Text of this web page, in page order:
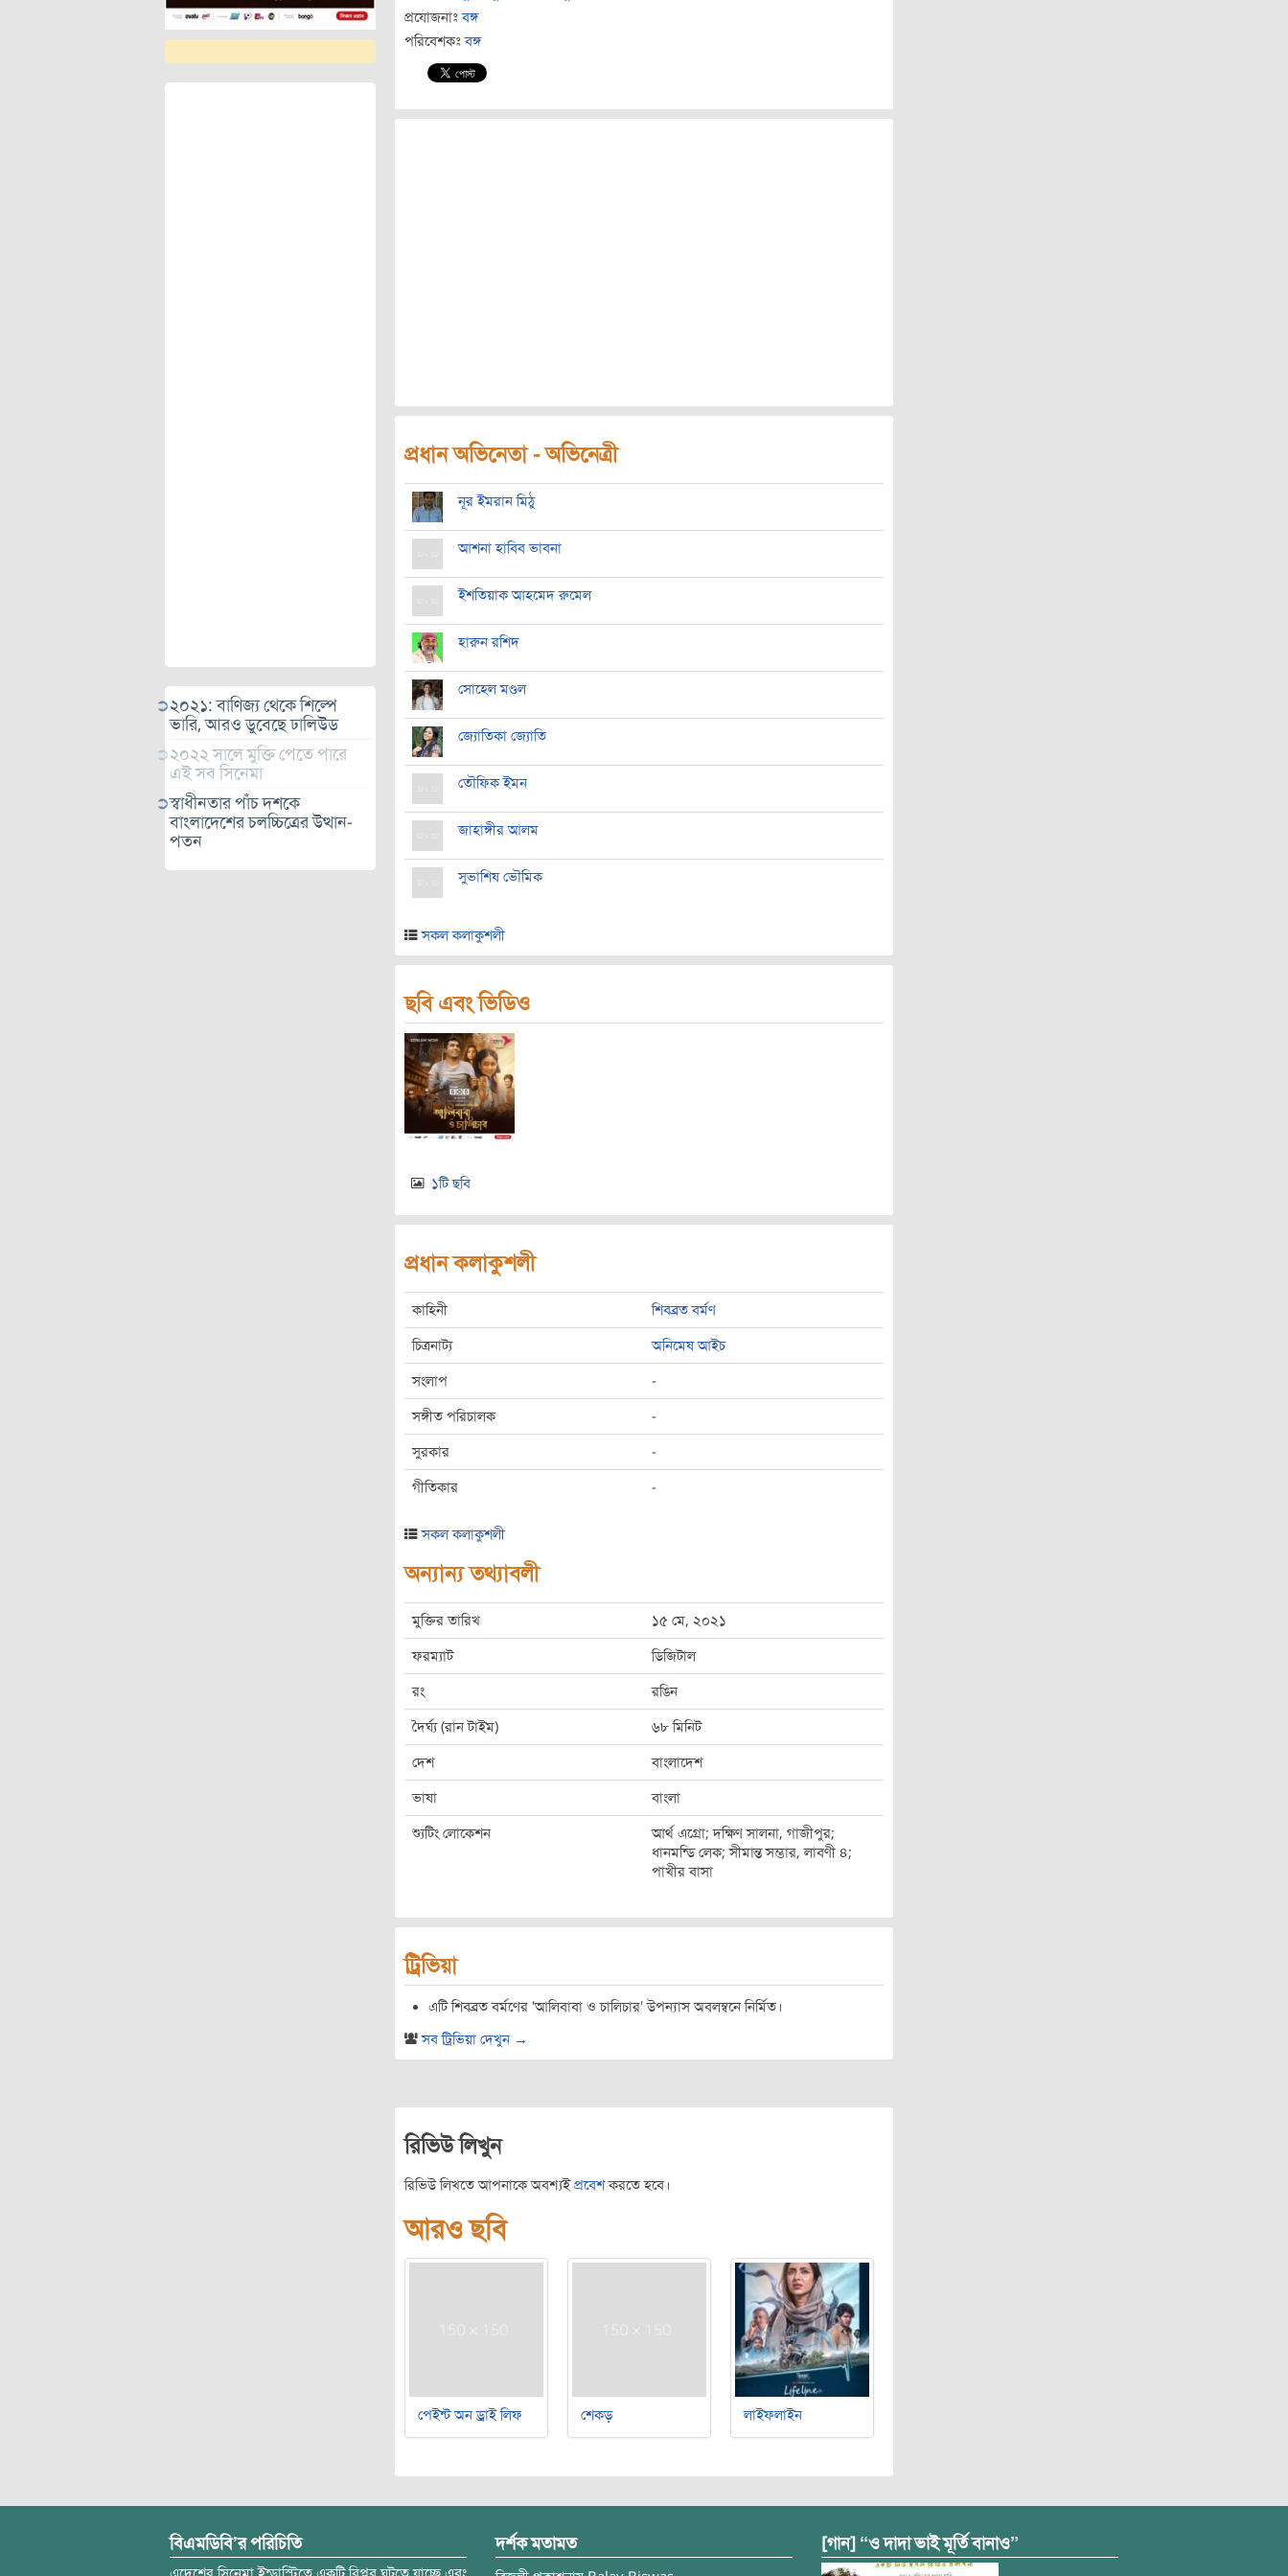
২০২১: বাণিজ্য থেকে শিল্পে
ভারি, আরও ডুবেছে ঢালিউড
২০২২ সালে মুক্তি পেতে পারে
এই সব সিনেমা
স্বাধীনতার পাঁচ দশকে
বাংলাদেশের চলচ্চিত্রের উত্থান-
পতন
প্রযোজনাঃ বঙ্গ
পরিবেশকঃ বঙ্গ
প্রধান অভিনেতা - অভিনেত্রী
নূর ইমরান মিঠু
আশনা হাবিব ভাবনা
ইশতিয়াক আহমেদ রুমেল
হারুন রশিদ
সোহেল মণ্ডল
জ্যোতিকা জ্যোতি
তৌফিক ইমন
জাহাঙ্গীর আলম
সুভাশিষ ভৌমিক
সকল কলাকুশলী
ছবি এবং ভিডিও
১টি ছবি
প্রধান কলাকুশলী
কাহিনী শিবব্রত বর্মণ
চিত্রনাট্য অনিমেষ আইচ
সংলাপ -
সঙ্গীত পরিচালক -
সুরকার -
গীতিকার -
সকল কলাকুশলী
অন্যান্য তথ্যাবলী
মুক্তির তারিখ ১৫ মে, ২০২১
ফরম্যাট ডিজিটাল
রং রঙিন
দৈর্ঘ্য (রান টাইম) ৬৮ মিনিট
দেশ বাংলাদেশ
ভাষা বাংলা
শ্যুটিং লোকেশন
আর্থ এগ্রো; দক্ষিণ সালনা, গাজীপুর;
ধানমন্ডি লেক; সীমান্ত সম্ভার, লাবণী ৪;
পাখীর বাসা
ট্রিভিয়া
এটি শিবব্রত বর্মণের 'আলিবাবা ও চালিচার' উপন্যাস অবলম্বনে নির্মিত।
সব ট্রিভিয়া দেখুন →
রিভিউ লিখুন
রিভিউ লিখতে আপনাকে অবশ্যইপ্রবেশকরতে হবে।
আরও ছবি
পেইন্ট অন ড্রাই লিফ শেকড় লাইফলাইন
বিএমডিবি’র পরিচিতি দর্শক মতামত [গান] “ও দাদা ভাই মূর্তি বানাও”